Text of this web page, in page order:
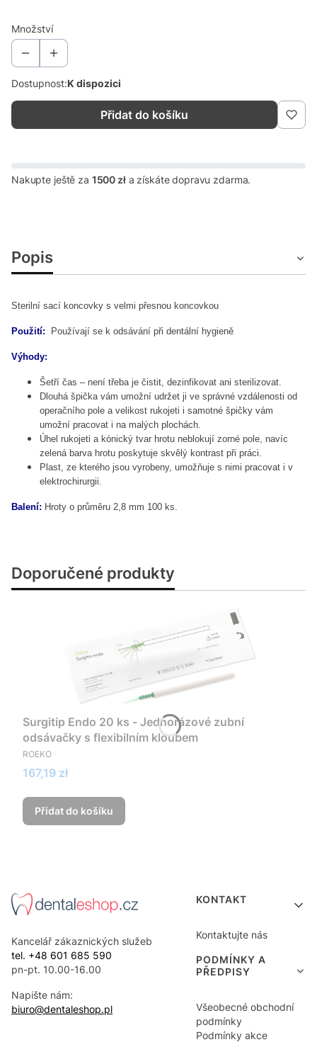
Množství
Dostupnost:K dispozici
Přidat do košíku
Nakupte ještě za 1500 zła získáte dopravu zdarma.
Popis
Sterilní sací koncovky s velmi přesnou koncovkou
Použití: Používají se k odsávání při dentální hygieně
Výhody:
Šetří čas – není třeba je čistit, dezinfikovat ani sterilizovat.
Dlouhá špička vám umožní udržet ji ve správné vzdálenosti od
operačního pole a velikost rukojeti i samotné špičky vám
umožní pracovat i na malých plochách.
Úhel rukojeti a kónický tvar hrotu neblokují zorné pole, navíc
zelená barva hrotu poskytuje skvělý kontrast při práci.
Plast, ze kterého jsou vyrobeny, umožňuje s nimi pracovat i v
elektrochirurgii.
Balení: Hroty o průměru 2,8 mm 100 ks.
Doporučené produkty
Surgitip Endo 20 ks - Jednorázové zubní
odsávačky s flexibilním kloubem
VÝROBCE
ROEKO
Cena
167,19 zł
Přidat do košíku
Kancelář zákaznických služeb
tel. +48 601 685 590
pn-pt. 10.00-16.00
Napište nám:
biuro@dentaleshop.pl
Menu v zápatí
KONTAKT
Kontaktujte nás
PODMÍNKY A
PŘEDPISY
Všeobecné obchodní
podmínky
Podmínky akce